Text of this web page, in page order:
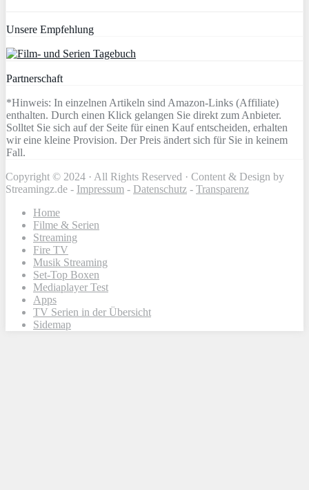
Unsere Empfehlung
Partnerschaft
*Hinweis: In einzelnen Artikeln sind Amazon-Links (Affiliate)
enthalten. Durch einen Klick gelangen Sie direkt zum Anbieter.
Solltet Sie sich auf der Seite für einen Kauf entscheiden, erhalten
wir eine kleine Provision. Der Preis ändert sich für Sie in keinem
Fall.
Copyright © 2024 · All Rights Reserved · Content & Design by
Streamingz.de - Impressum - Datenschutz - Transparenz
Home
Filme & Serien
Streaming
Fire TV
Musik Streaming
Set-Top Boxen
Mediaplayer Test
Apps
TV Serien in der Übersicht
Sidemap